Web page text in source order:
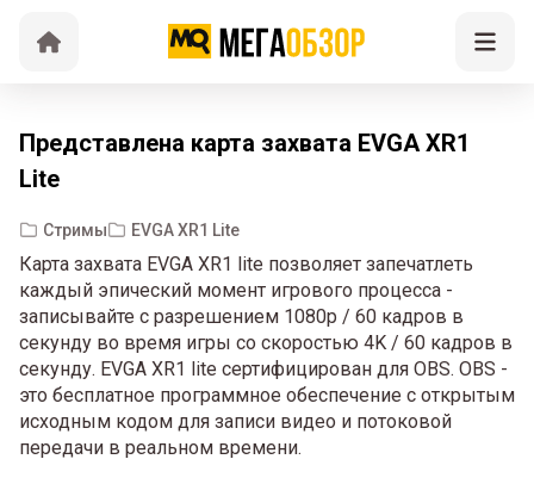
Представлена карта захвата EVGA XR1
Lite
Стримы EVGA XR1 Lite
Карта захвата EVGA XR1 lite позволяет запечатлеть
каждый эпический момент игрового процесса -
записывайте с разрешением 1080p / 60 кадров в
секунду во время игры со скоростью 4K / 60 кадров в
секунду. EVGA XR1 lite сертифицирован для OBS. OBS -
это бесплатное программное обеспечение с открытым
исходным кодом для записи видео и потоковой
передачи в реальном времени.